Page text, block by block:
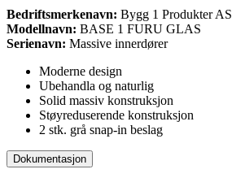
Bedriftsmerkenavn: Bygg 1 Produkter AS
Modellnavn: BASE 1 FURU GLAS
Serienavn: Massive innerdører
Moderne design
Ubehandla og naturlig
Solid massiv konstruksjon
Støyreduserende konstruksjon
2 stk. grå snap-in beslag
Dokumentasjon